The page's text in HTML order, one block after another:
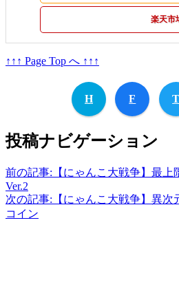
楽天市
↑↑↑ Page Top へ ↑↑↑
H F T
投稿ナビゲーション
前の記事: 【にゃんこ大戦争】最上
Ver.2
次の記事: 【にゃんこ大戦争】異
コイン